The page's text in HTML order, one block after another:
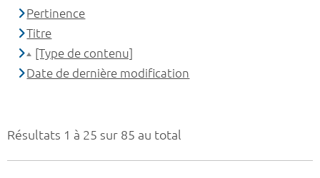
Résultats 1 à 25 sur 85 au total
Pertinence
Titre
[Type de contenu]
Date de dernière modification